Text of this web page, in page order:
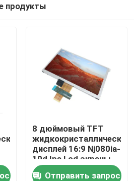
продукты
8 дюймовый TFT
жидкокристаллический
дисплей 16:9 Nj080ia-
10d Ips Lcd экраны
Lvds 40 пин
Отправить запрос